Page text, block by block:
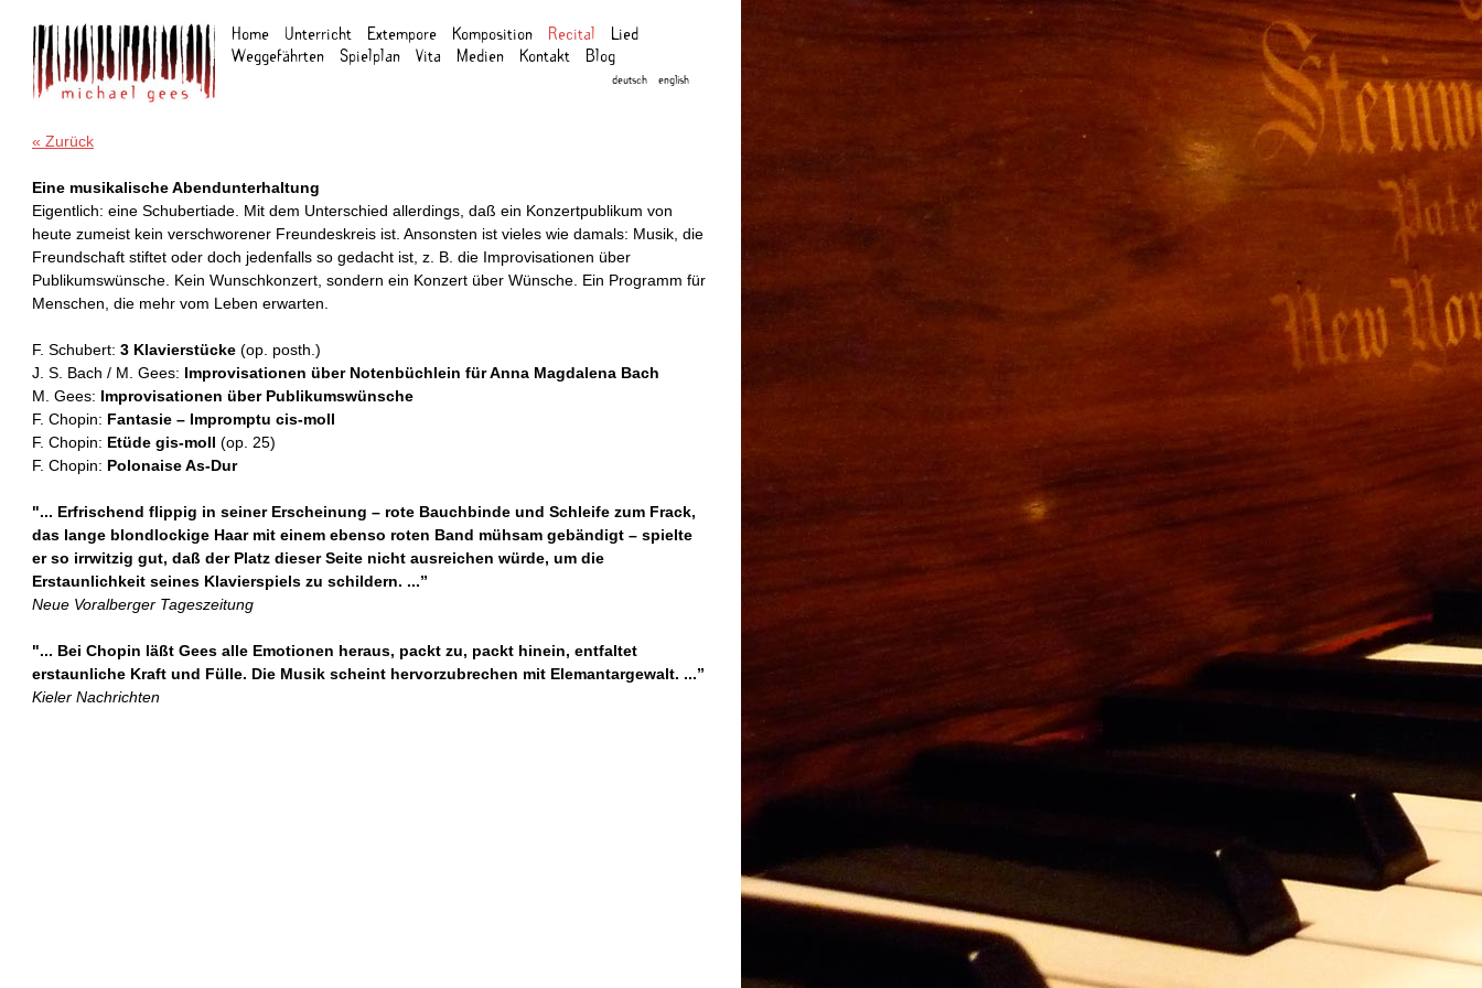
Home Unterricht Extempore Komposition Recital
Lied
Weggefahrten
Spielplan Vita Medien Kontakt Blog
deutsch english
« Zurück
Eine musikalische Abendunterhaltung
Eigentlich: eine Schubertiade. Mit dem Unterschied allerdings, daß ein Konzertpublikum von
heute zumeist kein verschworener Freundeskreis ist. Ansonsten ist vieles wie damals: Musik, die
Freundschaft stiftet oder doch jedenfalls so gedacht ist, z. B. die Improvisationen über
Publikumswünsche. Kein Wunschkonzert, sondern ein Konzert über Wünsche. Ein Programm für
Menschen, die mehr vom Leben erwarten.
F. Schubert: 3 Klavierstücke (op. posth.)
J. S. Bach / M. Gees: Improvisationen über Notenbüchlein für Anna Magdalena Bach
M. Gees: Improvisationen über Publikumswünsche
F. Chopin: Fantasie – Impromptu cis-moll
F. Chopin: Etüde gis-moll (op. 25)
F. Chopin: Polonaise As-Dur
"... Erfrischend flippig in seiner Erscheinung – rote Bauchbinde und Schleife zum Frack,
das lange blondlockige Haar mit einem ebenso roten Band mühsam gebändigt – spielte
er so irrwitzig gut, daß der Platz dieser Seite nicht ausreichen würde, um die
Erstaunlichkeit seines Klavierspiels zu schildern. ...”
Neue Voralberger Tageszeitung
"... Bei Chopin läßt Gees alle Emotionen heraus, packt zu, packt hinein, entfaltet
erstaunliche Kraft und Fülle. Die Musik scheint hervorzubrechen mit Elemantargewalt. ...”
Kieler Nachrichten